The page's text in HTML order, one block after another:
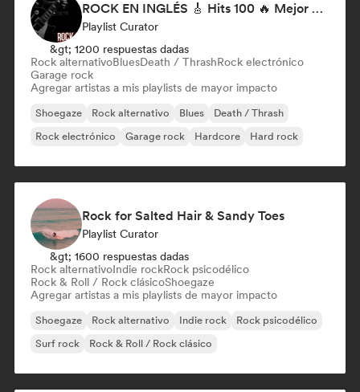
ROCK EN INGLÉS 🎸 Hits 100 🔥 Mejor Música Rock Internacional ·
Playlist Curator
&gt; 1200 respuestas dadas
Rock alternativoBluesDeath / ThrashRock electrónico
Garage rock
Agregar artistas a mis playlists de mayor impacto
Shoegaze Rock alternativo Blues
Death / Thrash
Rock electrónico
Garage rock Hardcore Hard rock
Rock for Salted Hair & Sandy Toes
Playlist Curator
&gt; 1600 respuestas dadas
Rock alternativoIndie rockRock psicodélico
Rock & Roll / Rock clásicoShoegaze
Agregar artistas a mis playlists de mayor impacto
Shoegaze Rock alternativo Indie rock
Rock psicodélico
Surf rock
Rock & Roll / Rock clásico